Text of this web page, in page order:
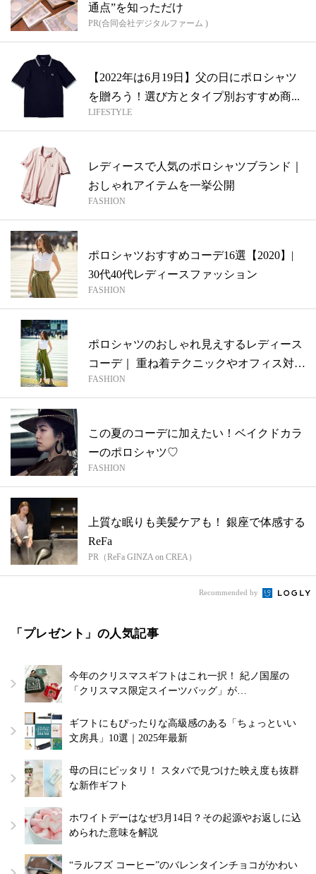
通点”を知っただけ
PR(合同会社デジタルファーム )
【2022年は6月19日】父の日にポロシャツ
を贈ろう！選び方とタイプ別おすすめ商...
LIFESTYLE
レディースで人気のポロシャツブランド｜
おしゃれアイテムを一挙公開
FASHION
ポロシャツおすすめコーデ16選【2020】|
30代40代レディースファッション
FASHION
ポロシャツのおしゃれ見えするレディース
コーデ｜ 重ね着テクニックやオフィス対応
の...
FASHION
この夏のコーデに加えたい！ベイクドカラ
ーのポロシャツ♡
FASHION
上質な眠りも美髪ケアも！ 銀座で体感する
ReFa
PR（ReFa GINZA on CREA）
Recommended by
「プレゼント」の人気記事
今年のクリスマスギフトはこれ一択！ 紀ノ国屋の
「クリスマス限定スイーツバッグ」が…
ギフトにもぴったりな高級感のある「ちょっといい
文房具」10選｜2025年最新
母の日にピッタリ！ スタバで見つけた映え度も抜群
な新作ギフト
ホワイトデーはなぜ3月14日？その起源やお返しに込
められた意味を解説
“ラルフズ コーヒー”のバレンタインチョコがかわい